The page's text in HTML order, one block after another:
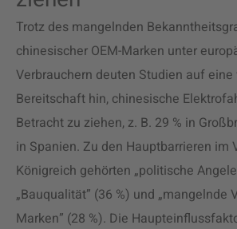
Trotz des mangelnden
chinesischer OEM-Marken unter
Verbrauchern deuten Studien auf
Bereitschaft hin, chinesische
Betracht zu ziehen, z. B. 29 % in
in Spanien. Zu den Hauptbarrieren im
Königreich gehörten „politische
„Bauqualität” (36 %) und „mangelnde
Marken” (28 %). Die